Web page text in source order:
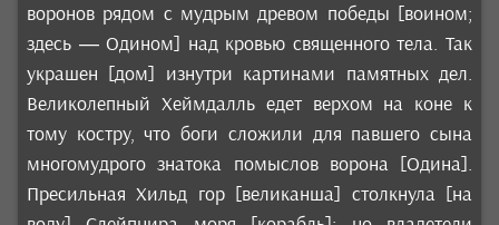
воронов рядом с мудрым древом победы [воином;
здесь — Одином] над кровью священного тела. Так
украшен [дом] изнутри картинами памятных дел.
Великолепный Хеймдалль едет верхом на коне к
тому костру, что боги сложили для павшего сына
многомудрого знатока помыслов ворона [Одина].
Пресильная Хильд гор [великанша] столкнула [на